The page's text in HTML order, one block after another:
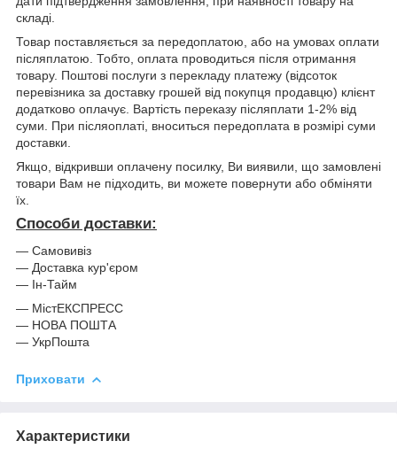
складі.
Товар поставляється за передоплатою, або на умовах оплати
післяплатою. Тобто, оплата проводиться після отримання
товару. Поштові послуги з перекладу платежу (відсоток
перевізника за доставку грошей від покупця продавцю) клієнт
додатково оплачує. Вартість переказу післяплати 1-2% від
суми. При післяоплаті, вноситься передоплата в розмірі суми
доставки.
Якщо, відкривши оплачену посилку, Ви виявили, що замовлені
товари Вам не підходить, ви можете повернути або обміняти
їх.
Способи доставки:
― Самовивіз
― Доставка кур'єром
― Ін-Тайм
― МістЕКСПРЕСС
― НОВА ПОШТА
― УкрПошта
Приховати
Характеристики